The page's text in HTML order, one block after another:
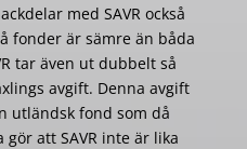
med SAVR också
fonder är sämre än båda
tar även ut dubbelt så
avgift. Denna avgift
utländsk fond som då
att SAVR inte är lika